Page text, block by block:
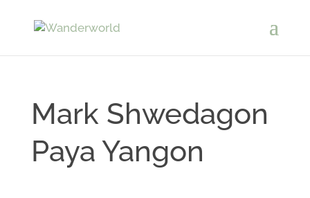
Mark Shwedagon
Paya Yangon